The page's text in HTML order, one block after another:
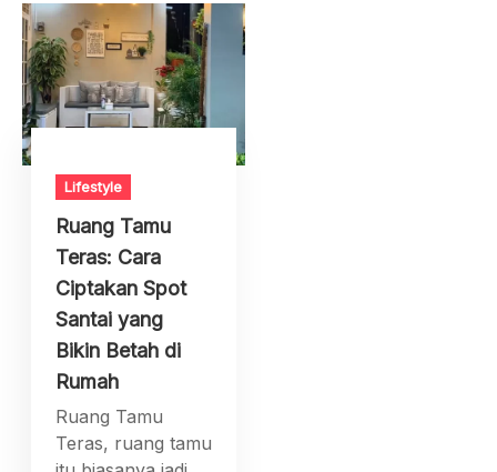
Lifestyle
Ruang Tamu
Teras: Cara
Ciptakan Spot
Santai yang
Bikin Betah di
Rumah
Ruang Tamu
Teras, ruang tamu